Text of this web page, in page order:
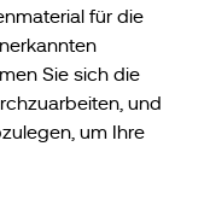
für die
Sie sich die
und
um Ihre